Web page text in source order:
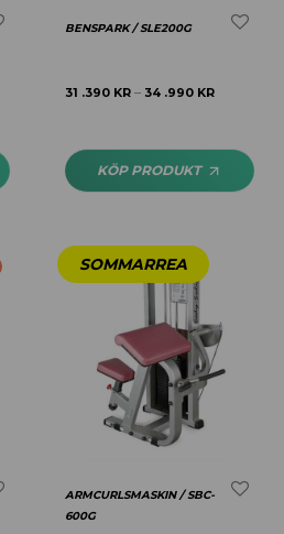
BENSPARK / SLE200G
31 .390 KR – 34 .990 KR
KÖP PRODUKT
ARMCURLSMASKIN / SBC-
600G